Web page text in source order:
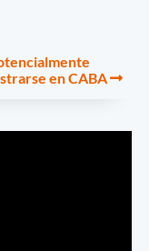
en CABA